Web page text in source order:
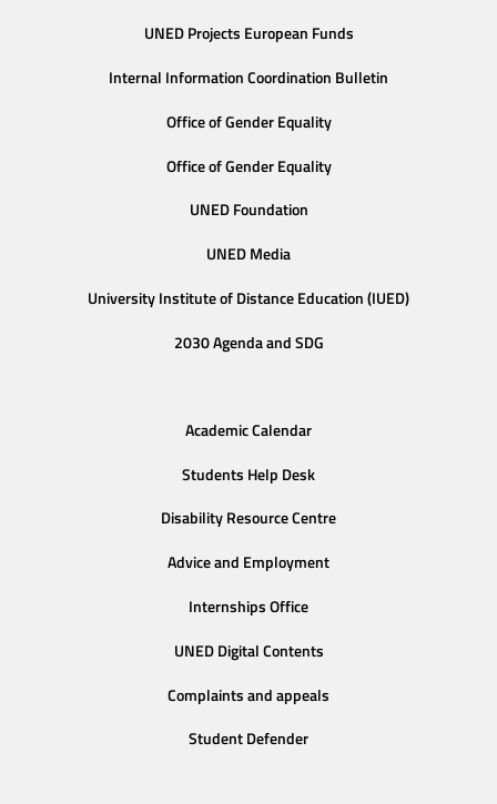
UNED Projects European Funds
Internal Information Coordination Bulletin
Office of Gender Equality
Office of Gender Equality
UNED Foundation
UNED Media
University Institute of Distance Education (IUED)
2030 Agenda and SDG
Academic Calendar
Students Help Desk
Disability Resource Centre
Advice and Employment
Internships Office
UNED Digital Contents
Complaints and appeals
Student Defender